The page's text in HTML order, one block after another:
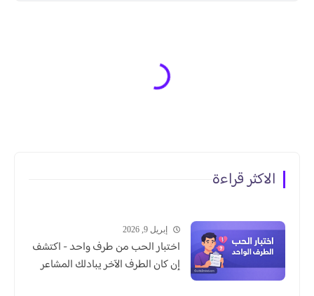
الاكثر قراءة
إبريل 9, 2026
اختبار الحب من طرف واحد - اكتشف
إن كان الطرف الآخر يبادلك المشاعر